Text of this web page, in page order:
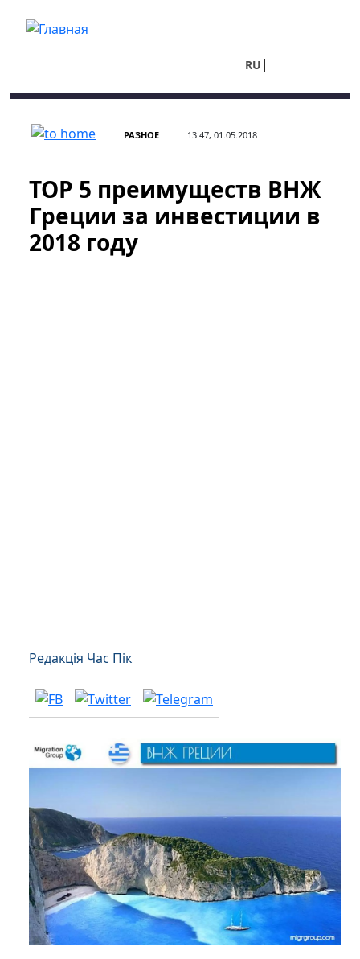
RU
РАЗНОЕ 13:47, 01.05.2018
ТОР 5 преимуществ ВНЖ
Греции за инвестиции в
2018 году
Редакція Час Пік